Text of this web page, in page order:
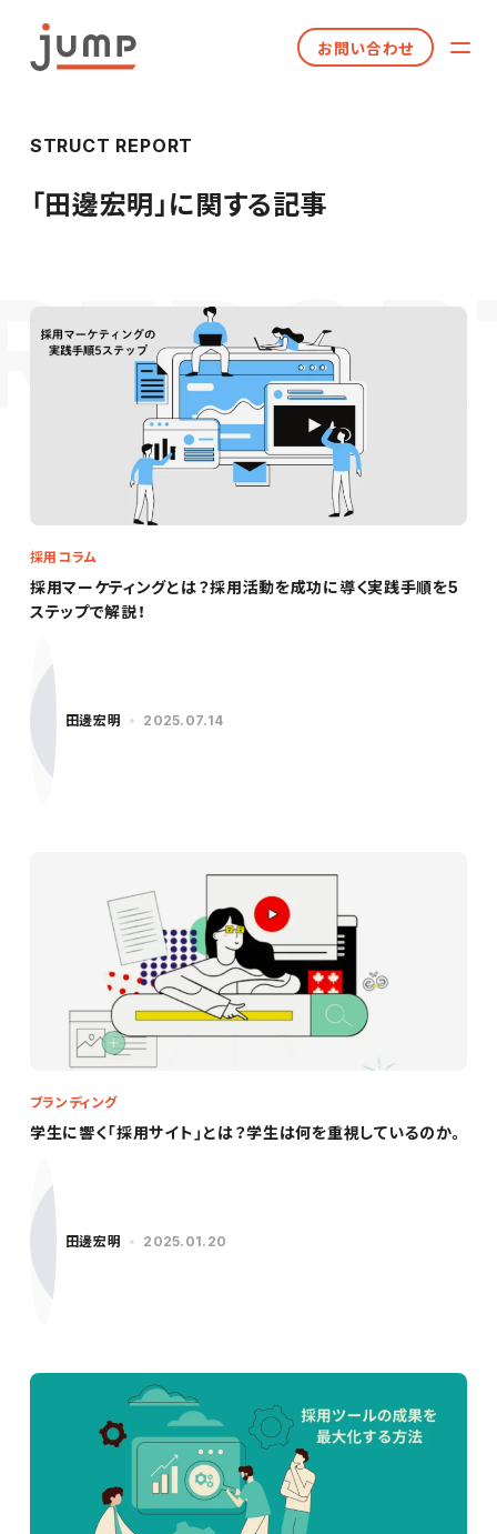
お問い合わせ
STRUCT REPORT
「田邊宏明」に関する記事
採用マーケティングとは？採用活動を成功に導く実践手順を5
ステップで解説！
採用コラム
田邊宏明 2025.07.14
学生に響く「採用サイト」とは？学生は何を重視しているのか。
ブランディング
田邊宏明 2025.01.20